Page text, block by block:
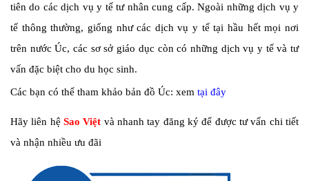
tiên do các dịch vụ y tế tư nhân cung cấp. Ngoài những dịch vụ y
tế thông thường, giống như các dịch vụ y tế tại hầu hết mọi nơi
trên nước Úc, các sơ sở giáo dục còn có những dịch vụ y tế và tư
vấn đặc biệt cho du học sinh.
Các bạn có thể tham khảo bản đồ Úc: xem tại đây
Hãy liên hệ Sao Việt và nhanh tay đăng ký để được tư vấn chi tiết
và nhận nhiều ưu đãi